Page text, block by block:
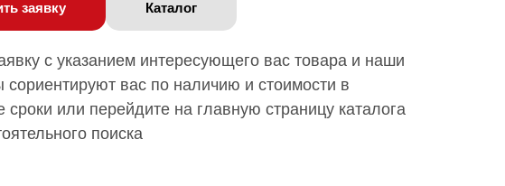
заявку Каталог
с указанием интересующего вас товара и наши
вас по наличию и стоимости в
сроки или перейдите на главную страницу каталога
поиска